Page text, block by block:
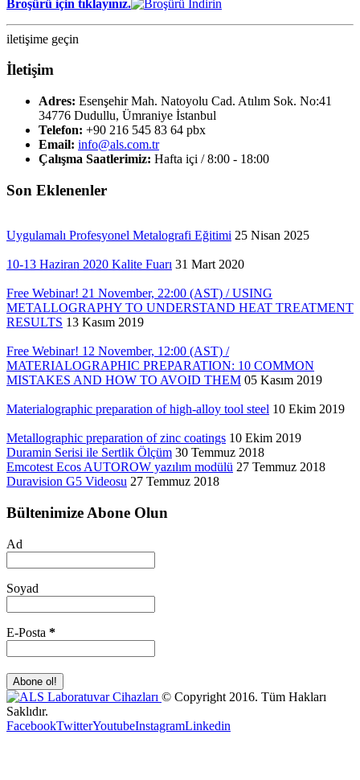
Broşürü için tıklayınız.
iletişime geçin
İletişim
Adres: Esenşehir Mah. Natoyolu Cad. Atılım Sok. No:41
34776 Dudullu, Ümraniye İstanbul
Telefon: +90 216 545 83 64 pbx
Email: info@als.com.tr
Çalışma Saatlerimiz: Hafta içi / 8:00 - 18:00
Son Eklenenler
Uygulamalı Profesyonel Metalografi Eğitimi 25 Nisan 2025
10-13 Haziran 2020 Kalite Fuarı 31 Mart 2020
Free Webinar! 21 November, 22:00 (AST) / USING
METALLOGRAPHY TO UNDERSTAND HEAT TREATMENT
RESULTS 13 Kasım 2019
Free Webinar! 12 November, 12:00 (AST) /
MATERIALOGRAPHIC PREPARATION: 10 COMMON
MISTAKES AND HOW TO AVOID THEM 05 Kasım 2019
Materialographic preparation of high-alloy tool steel 10 Ekim 2019
Metallographic preparation of zinc coatings 10 Ekim 2019
Duramin Serisi ile Sertlik Ölçüm 30 Temmuz 2018
Emcotest Ecos AUTOROW yazılım modülü 27 Temmuz 2018
Duravision G5 Videosu 27 Temmuz 2018
Bültenimize Abone Olun
Ad
Soyad
E-Posta *
© Copyright 2016. Tüm Hakları
Saklıdır.
FacebookTwitterYoutubeInstagramLinkedin